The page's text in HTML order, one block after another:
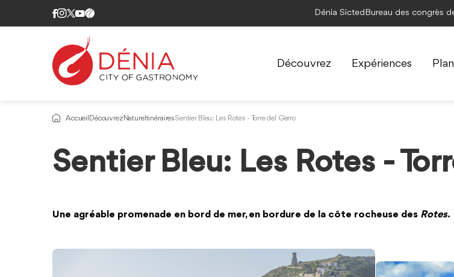
Dénia Sicted Bureau des congrès
Découvrez Expériences
Accueil Découvrez NatureItinérairesSentier Bleu: Les Rotes - Torre del Gerro
Sentier Bleu: Les Rotes -
Une agréable promenade en bord de mer, en bordure de la côte rocheuse des Rotes.